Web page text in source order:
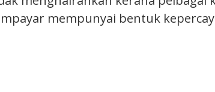
mempunyai bentuk